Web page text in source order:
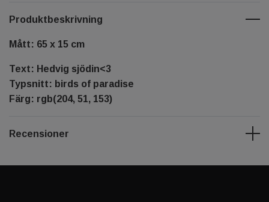
Produktbeskrivning
Mått: 65 x 15 cm
Text: Hedvig sjödin<3
Typsnitt: birds of paradise
Färg: rgb(204, 51, 153)
Recensioner